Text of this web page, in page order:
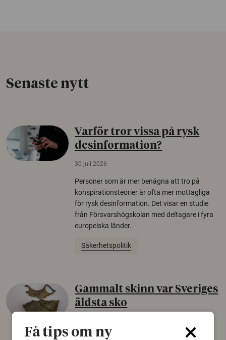
Senaste nytt
Varför tror vissa på rysk
desinformation?
30 juli 2026
Personer som är mer benägna att tro på
konspirationsteorier är ofta mer mottagliga
för rysk desinformation. Det visar en studie
från Försvarshögskolan med deltagare i fyra
europeiska länder.
Säkerhetspolitik
Gammalt skinn var Sveriges
äldsta sko
Det som arkeologer länge trodde var en
Få tips om ny